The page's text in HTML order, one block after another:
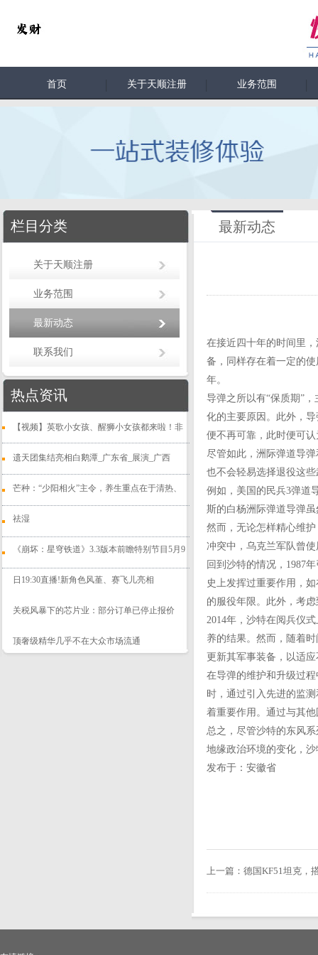
首页 关于天顺注册 业务范围
栏目分类
关于天顺注册
业务范围
最新动态
联系我们
热点资讯
【视频】英歌小女孩、醒狮小女孩都来啦！非
遗天团集结亮相白鹅潭_广东省_展演_广西
芒种：“少阳相火”主令，养生重点在于清热、
祛湿
​《崩坏：星穹铁道》3.3版本前瞻特别节目5月9
日19:30直播!新角色风堇、赛飞儿亮相
关税风暴下的芯片业：部分订单已停止报价
顶奢级精华几乎不在大众市场流通
最新动态
在接近四十年的时间里
备，同样存在着一定的
年。
导弹之所以有“保质期”
化的主要原因。此外，
便不再可靠，此时便可
尽管如此，洲际弹道导
也不会轻易选择退役这
例如，美国的民兵3弹道
斯的白杨洲际弹道导弹
然而，无论怎样精心维
冲突中，乌克兰军队曾
回到沙特的情况，1987
史上发挥过重要作用，
的服役年限。此外，考
2014年，沙特在阅兵仪
养的结果。然而，随着
更新其军事装备，以适
在导弹的维护和升级过
时，通过引入先进的监
着重要作用。通过与其
总之，尽管沙特的东风
地缘政治环境的变化，
发布于：安徽省
上一篇： 德国KF51坦克，